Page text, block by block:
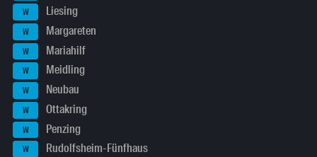
W Liesing
W Margareten
W Mariahilf
W Meidling
W Neubau
W Ottakring
W Penzing
W Rudolfsheim-Fünfhaus